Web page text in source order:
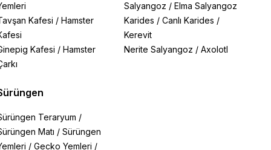
Kafesi / Hamster
Kafesi / Hamster
Teraryum /
Matı / Sürüngen
/ Gecko Yemleri /
Salyangoz /Elma Salyangoz
Karides /Canlı Karides /
Kerevit
Nerite Salyangoz /Axolotl